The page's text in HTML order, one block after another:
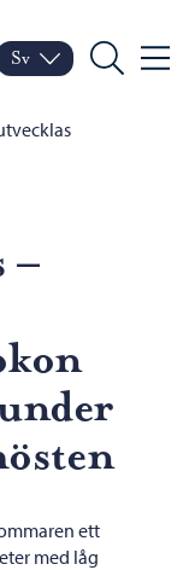
– Gå till
Byt språk
Nuvarande språk:
Sv
Sök Meny
–
ett
med låg